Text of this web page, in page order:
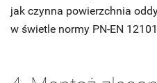
jak czynna powierzchnia
w świetle normy PN-EN